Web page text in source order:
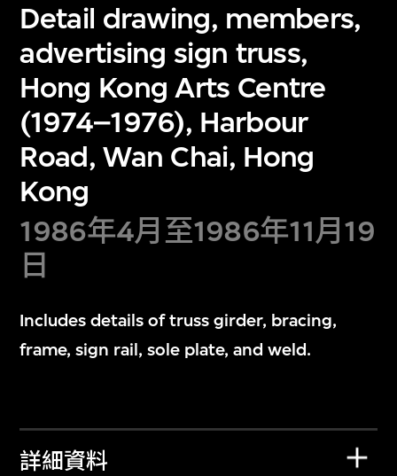
Detail drawing, members,
advertising sign truss,
Hong Kong Arts Centre
(1974–1976), Harbour
Road, Wan Chai, Hong
Kong
1986年4月至1986年11月19
日
Includes details of truss girder, bracing,
frame, sign rail, sole plate, and weld.
詳細資料